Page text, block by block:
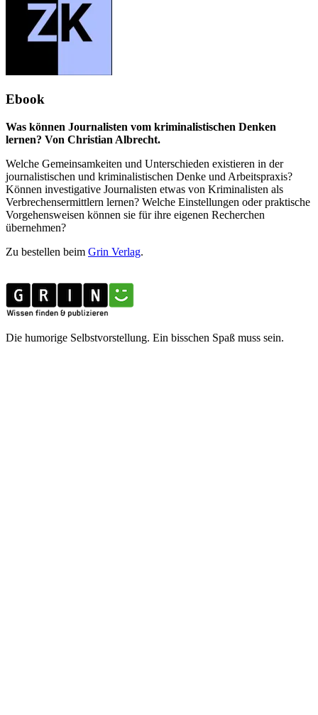
Ebook
Was können Journalisten vom kriminalistischen Denken
lernen? Von Christian Albrecht.
Welche Gemeinsamkeiten und Unterschieden existieren in der
journalistischen und kriminalistischen Denke und Arbeitspraxis?
Können investigative Journalisten etwas von Kriminalisten als
Verbrechensermittlern lernen? Welche Einstellungen oder praktische
Vorgehensweisen können sie für ihre eigenen Recherchen
übernehmen?
Zu bestellen beim Grin Verlag.
Die humorige Selbstvorstellung. Ein bisschen Spaß muss sein.